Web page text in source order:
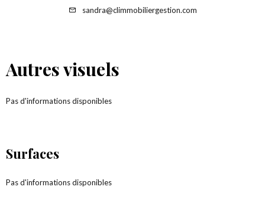
sandra@climmobiliergestion.com
Autres visuels
Pas d'informations disponibles
Surfaces
Pas d'informations disponibles